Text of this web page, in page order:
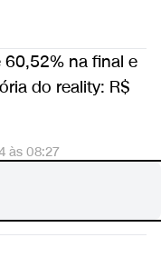
na final e
do reality: R$
às 08:27